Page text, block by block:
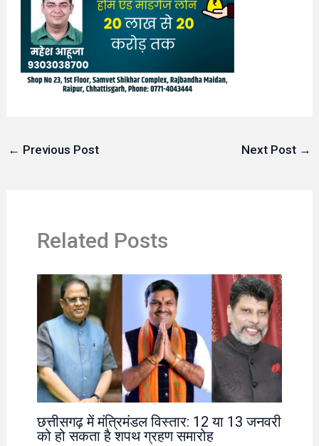
← Previous Post Next Post →
Related Posts
छत्तीसगढ़ में मंत्रिमंडल विस्तार: 12 या 13 जनवरी
को हो सकता है शपथ ग्रहण समारोह